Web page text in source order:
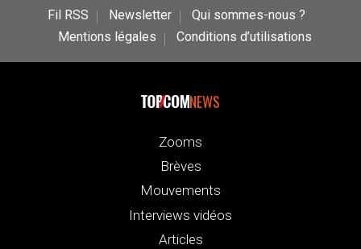
Fil RSS Newsletter
Qui sommes-nous ?
Mentions légales
Conditions d’utilisations
NEWS
Zooms
Brèves
Mouvements
Interviews vidéos
Articles